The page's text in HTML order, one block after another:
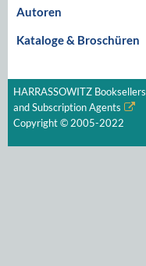
Autoren
Kataloge & Broschüren
HARRASSOWITZ Booksellers
and Subscription Agents
Copyright © 2005-2022